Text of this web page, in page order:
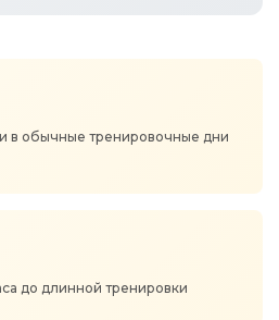
в обычные тренировочные дни
до длинной тренировки